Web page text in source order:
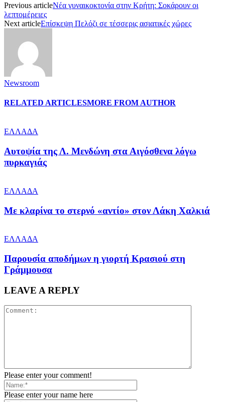
Previous articleΝέα γυναικοκτονία στην Κρήτη: Σοκάρουν οι
λεπτομέρειες
Next articleΕπίσκεψη Πελόζι σε τέσσερις ασιατικές χώρες
Newsroom
RELATED ARTICLESMORE FROM AUTHOR
ΕΛΛΑΔΑ
Αυτοψία της Λ. Μενδώνη στα Αιγόσθενα λόγω
πυρκαγιάς
ΕΛΛΑΔΑ
Με κλαρίνα το στερνό «αντίο» στον Λάκη Χαλκιά
ΕΛΛΑΔΑ
Παρουσία αποδήμων η γιορτή Κρασιού στη
Γράμμουσα
LEAVE A REPLY
Please enter your comment!
Please enter your name here